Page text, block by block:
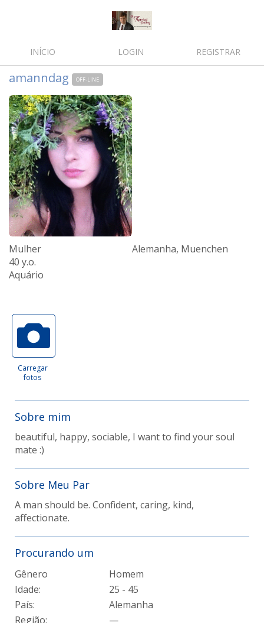
INÍCIO LOGIN REGISTRAR
amanndag OFF-LINE
Mulher
40 y.o.
Aquário
Alemanha, Muenchen
Carregar
fotos
Sobre mim
beautiful, happy, sociable, I want to find your soul
mate :)
Sobre Meu Par
A man should be. Confident, caring, kind,
affectionate.
Procurando um
Gênero
Homem
Idade:
25 - 45
País:
Alemanha
Região:
—